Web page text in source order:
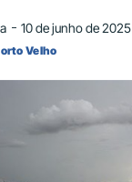
10 de junho de 2025
Velho